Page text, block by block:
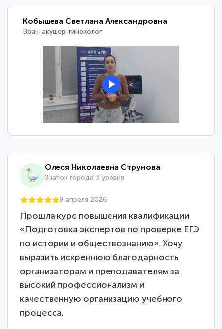
Кобышева Светлана Александровна
Врач-акушер-гинеколог
Олеся Николаевна Струнова
Знаток города 3 уровня
9 апреля 2026
Прошла курс повышения квалификации
«Подготовка экспертов по проверке ЕГЭ
по истории и обществознанию». Хочу
выразить искреннюю благодарность
организаторам и преподавателям за
высокий профессионализм и
качественную организацию учебного
процесса.